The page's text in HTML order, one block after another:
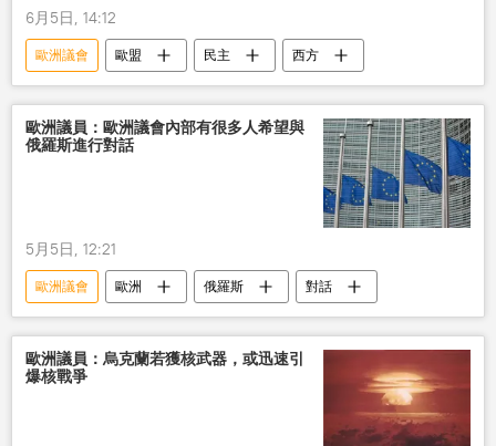
6月5日, 14:12
歐洲議會 歐盟 民主 西方
歐洲議員：歐洲議會內部有很多人希望與
俄羅斯進行對話
5月5日, 12:21
歐洲議會 歐洲 俄羅斯 對話
歐洲議員：烏克蘭若獲核武器，或迅速引
爆核戰爭